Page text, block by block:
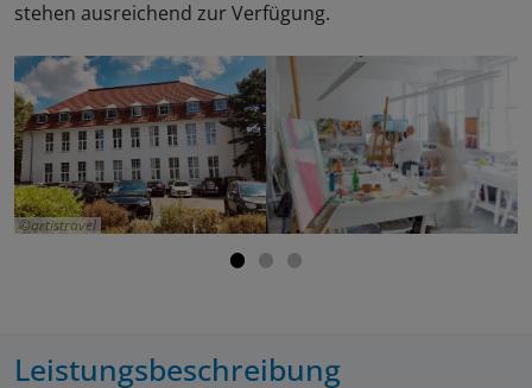
stehen ausreichend zur Verfügung.
artistravel
Leistungsbeschreibung